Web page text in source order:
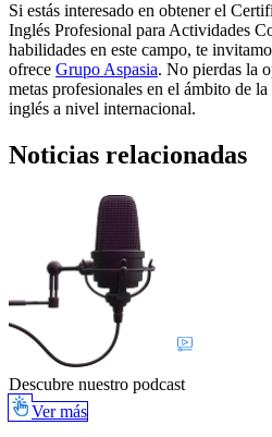
Si estás interesado en obtener el
Inglés Profesional para Actividades
habilidades en este campo, te
ofrece Grupo Aspasia. No pierdas la
metas profesionales en el ámbito de
inglés a nivel internacional.
Noticias relacionadas
Descubre nuestro podcast
Ver más